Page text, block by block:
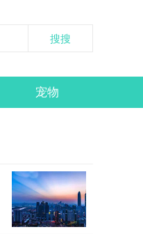
宠物